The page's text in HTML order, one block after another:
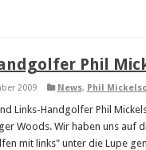
Phil
2009 News, Phil
Links-Handgolfer Phil
Woods. Wir haben uns auf
mit links" unter die Lupe